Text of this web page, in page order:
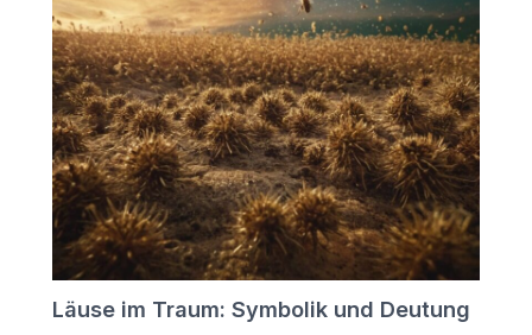
Läuse im Traum: Symbolik und Deutung